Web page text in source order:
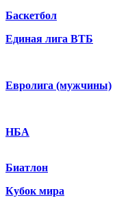
Баскетбол
Единая лига ВТБ
Евролига (мужчины)
НБА
Биатлон
Кубок мира